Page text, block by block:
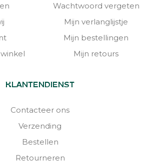
Wachtwoord vergeten
Mijn verlanglijstje
Mijn bestellingen
Mijn retours
KLANTENDIENST
Contacteer ons
Verzending
Bestellen
Retourneren